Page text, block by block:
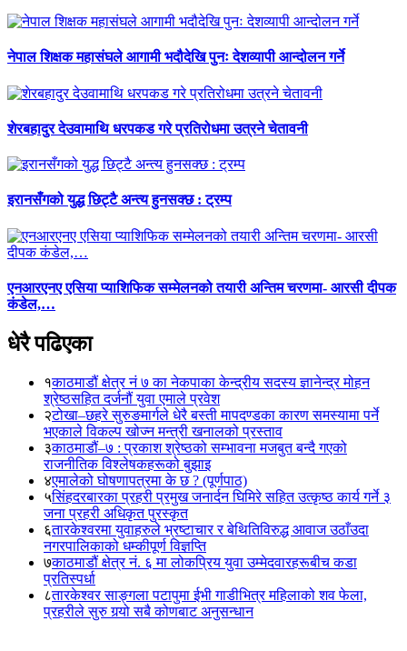
नेपाल शिक्षक महासंघले आगामी भदौदेखि पुनः देशव्यापी आन्दोलन गर्ने
शेरबहादुर देउवामाथि धरपकड गरे प्रतिरोधमा उत्रने चेतावनी
इरानसँगको युद्ध छिट्टै अन्त्य हुनसक्छ : ट्रम्प
एनआरएनए एसिया प्याशिफिक सम्मेलनको तयारी अन्तिम चरणमा- आरसी दीपक
कंडेल,…
धेरै पढिएका
१काठमाडौं क्षेत्र नं ७ का नेकपाका केन्द्रीय सदस्य ज्ञानेन्द्र मोहन
श्रेष्ठसहित दर्जनौं युवा एमाले प्रवेश
२टोखा–छहरे सुरुङमार्गले धेरै बस्ती मापदण्डका कारण समस्यामा पर्ने
भएकाले विकल्प खोज्न मन्त्री खनालको प्रस्ताव
३काठमाडौं–७ : प्रकाश श्रेष्ठको सम्भावना मजबुत बन्दै गएको
राजनीतिक विश्लेषकहरूको बुझाइ
४एमालेको घोषणापत्रमा के छ ? (पूर्णपाठ)
५सिंहदरबारका प्रहरी प्रमुख जनार्दन घिमिरे सहित उत्कृष्ठ कार्य गर्ने ३
जना प्रहरी अधिकृत पुरस्कृत
६तारकेश्वरमा युवाहरुले भ्रष्टाचार र बेथितिविरुद्ध आवाज उठाँउदा
नगरपालिकाको धम्कीपूर्ण विज्ञप्ति
७काठमाडौं क्षेत्र नं. ६ मा लोकप्रिय युवा उम्मेदवारहरूबीच कडा
प्रतिस्पर्धा
८तारकेश्वर साङ्गला पटापुमा ईभी गाडीभित्र महिलाको शव फेला,
प्रहरीले सुरु गर्‍यो सबै कोणबाट अनुसन्धान